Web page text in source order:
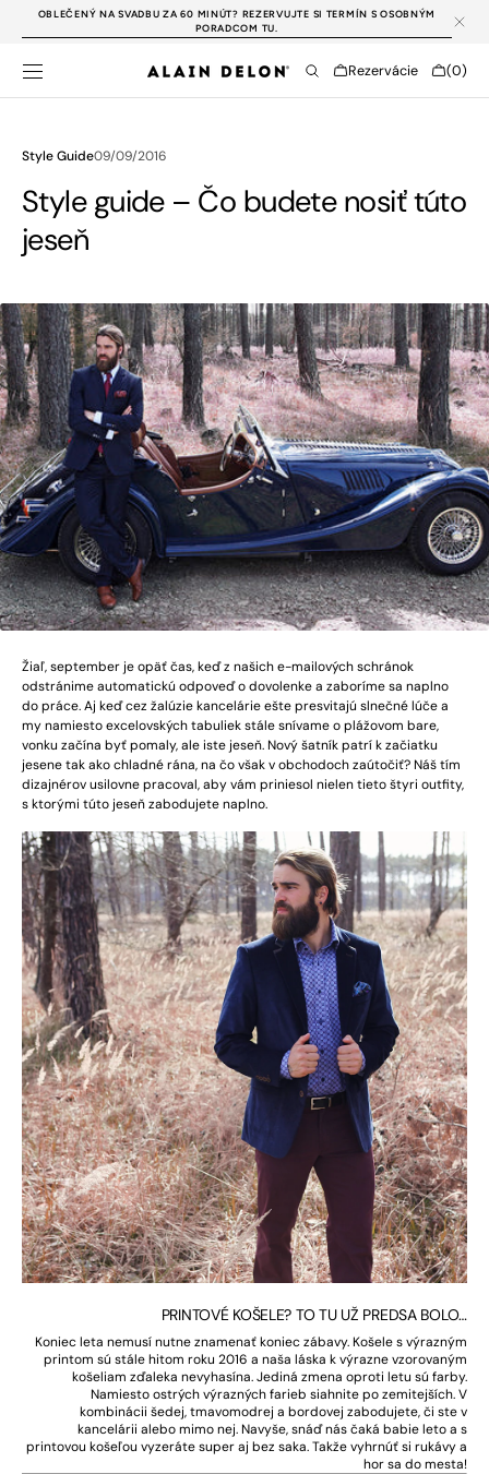
PREJSŤ NA
OBLEČENÝ NA SVADBU ZA 60 MINÚT? REZERVUJTE SI TERMÍN S OSOBNÝM
PORADCOM TU.
Rezervácie Cart
(0)
0
Style Guide09/09/2016
Style guide – Čo budete nosiť túto
jeseň
Žiaľ, september je opäť čas, keď z našich e-mailových schránok
odstránime automatickú odpoveď o dovolenke a zaboríme sa naplno
do práce. Aj keď cez žalúzie kancelárie ešte presvitajú slnečné lúče a
my namiesto excelovských tabuliek stále snívame o plážovom bare,
vonku začína byť pomaly, ale iste jeseň. Nový šatník patrí k začiatku
jesene tak ako chladné rána, na čo však v obchodoch zaútočiť? Náš tím
dizajnérov usilovne pracoval, aby vám priniesol nielen tieto štyri outfity,
s ktorými túto jeseň zabodujete naplno.
PRINTOVÉ KOŠELE? TO TU UŽ PREDSA BOLO…
Koniec leta nemusí nutne znamenať koniec zábavy. Košele s výrazným
printom sú stále hitom roku 2016 a naša láska k výrazne vzorovaným
košeliam zďaleka nevyhasína. Jediná zmena oproti letu sú farby.
Namiesto ostrých výrazných farieb siahnite po zemitejších. V
kombinácii šedej, tmavomodrej a bordovej zabodujete, či ste v
kancelárii alebo mimo nej. Navyše, snáď nás čaká babie leto a s
printovou košeľou vyzeráte super aj bez saka. Takže vyhrnúť si rukávy a
hor sa do mesta!